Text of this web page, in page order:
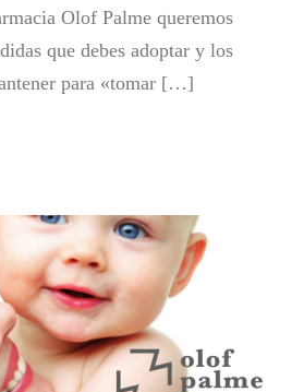
Olof Palme queremos
que debes adoptar y los
para «tomar […]